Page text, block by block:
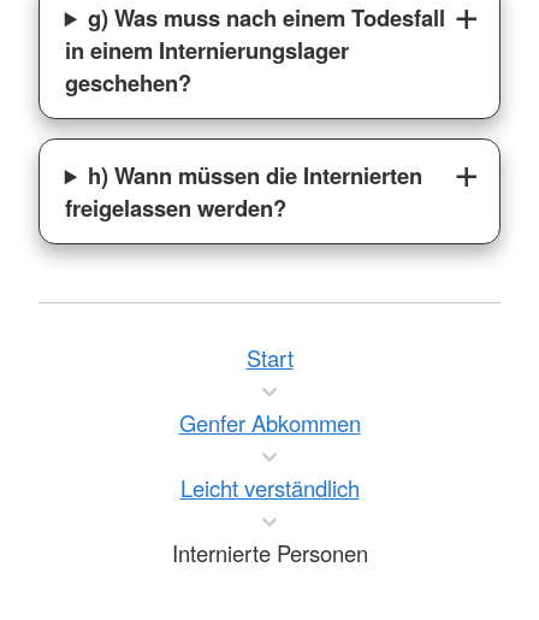
g) Was muss nach einem Todesfall
in einem Internierungslager
geschehen?
h) Wann müssen die Internierten
freigelassen werden?
Start
Genfer Abkommen
Leicht verständlich
Internierte Personen